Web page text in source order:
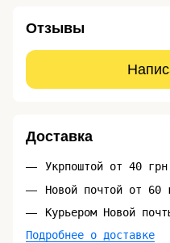
Отзывы
Доставка
Укрпоштой от 40 грн
Новой почтой от 60
Курьером Новой
Подробнее о доставке